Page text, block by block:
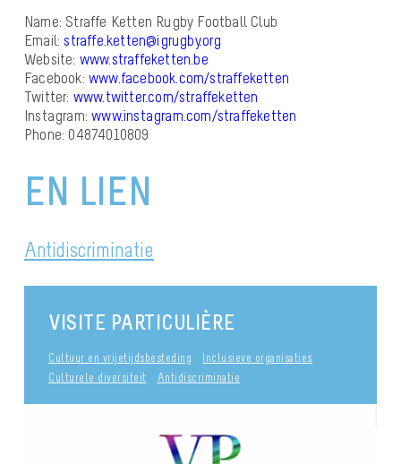
Name: Straffe Ketten Rugby Football Club
Email:straffe.ketten@igrugby.org
Website: www.straffeketten.be
Facebook: www.facebook.com/straffeketten
Twitter: www.twitter.com/straffeketten
Instagram:www.instagram.com/straffeketten
Phone: 04874010809
EN LIEN
Antidiscriminatie
VISITE PARTICULIÈRE
Cultuur en vrijetijdsbesteding
Inclusieve organisaties
Culturele diversiteit
Antidiscriminatie